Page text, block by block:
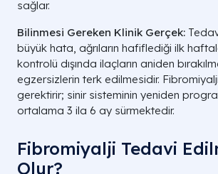
sağlar.
Bilinmesi Gereken Klinik Gerçek:
büyük hata, ağrıların hafiflediği ilk
kontrolü dışında ilaçların aniden
egzersizlerin terk edilmesidir.
gerektirir; sinir sisteminin yeniden
ortalama 3 ila 6 ay sürmektedir.
Fibromiyalji Tedavi
Olur?